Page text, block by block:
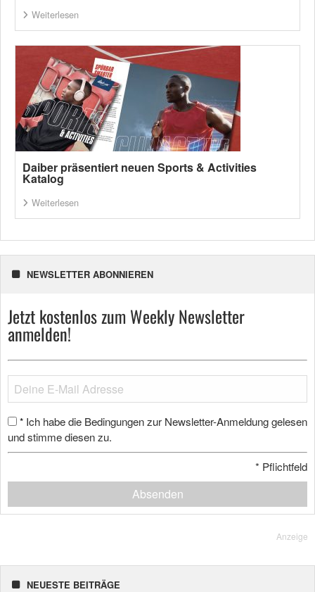
Weiterlesen
Daiber präsentiert neuen Sports & Activities
Katalog
Weiterlesen
NEWSLETTER ABONNIEREN
Jetzt kostenlos zum Weekly Newsletter
anmelden!
* Ich habe die Bedingungen zur Newsletter-Anmeldung gelesen
und stimme diesen zu.
* Pflichtfeld
Absenden
Anzeige
NEUESTE BEITRÄGE